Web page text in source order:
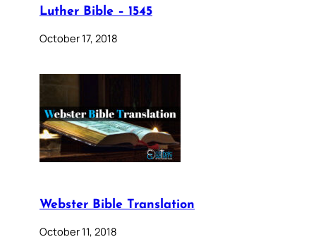
Luther Bible – 1545
October 17, 2018
Webster Bible Translation
October 11, 2018